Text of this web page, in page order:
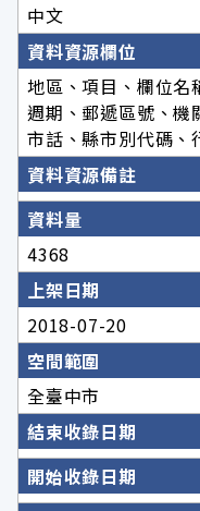
中文
資料資源欄位
地區、項目、欄位名
週期、郵遞區號、機
市話、縣市別代碼、
資料資源備註
資料量
4368
上架日期
2018-07-20
空間範圍
全臺中市
結束收錄日期
開始收錄日期